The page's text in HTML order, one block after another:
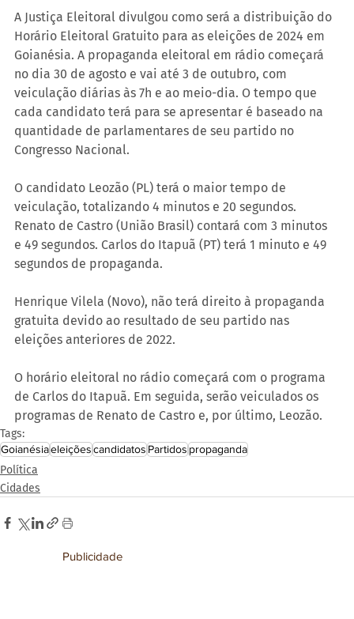
A Justiça Eleitoral divulgou como será a distribuição do
Horário Eleitoral Gratuito para as eleições de 2024 em
Goianésia. A propaganda eleitoral em rádio começará
no dia 30 de agosto e vai até 3 de outubro, com
veiculação diárias às 7h e ao meio-dia. O tempo que
cada candidato terá para se apresentar é baseado na
quantidade de parlamentares de seu partido no
Congresso Nacional.
O candidato Leozão (PL) terá o maior tempo de
veiculação, totalizando 4 minutos e 20 segundos.
Renato de Castro (União Brasil) contará com 3 minutos
e 49 segundos. Carlos do Itapuã (PT) terá 1 minuto e 49
segundos de propaganda.
Henrique Vilela (Novo), não terá direito à propaganda
gratuita devido ao resultado de seu partido nas
eleições anteriores de 2022.
O horário eleitoral no rádio começará com o programa
de Carlos do Itapuã. Em seguida, serão veiculados os
programas de Renato de Castro e, por último, Leozão.
Tags:
Goianésiaeleiçõescandidatos Partidos propaganda
Política
Cidades
Publicidade